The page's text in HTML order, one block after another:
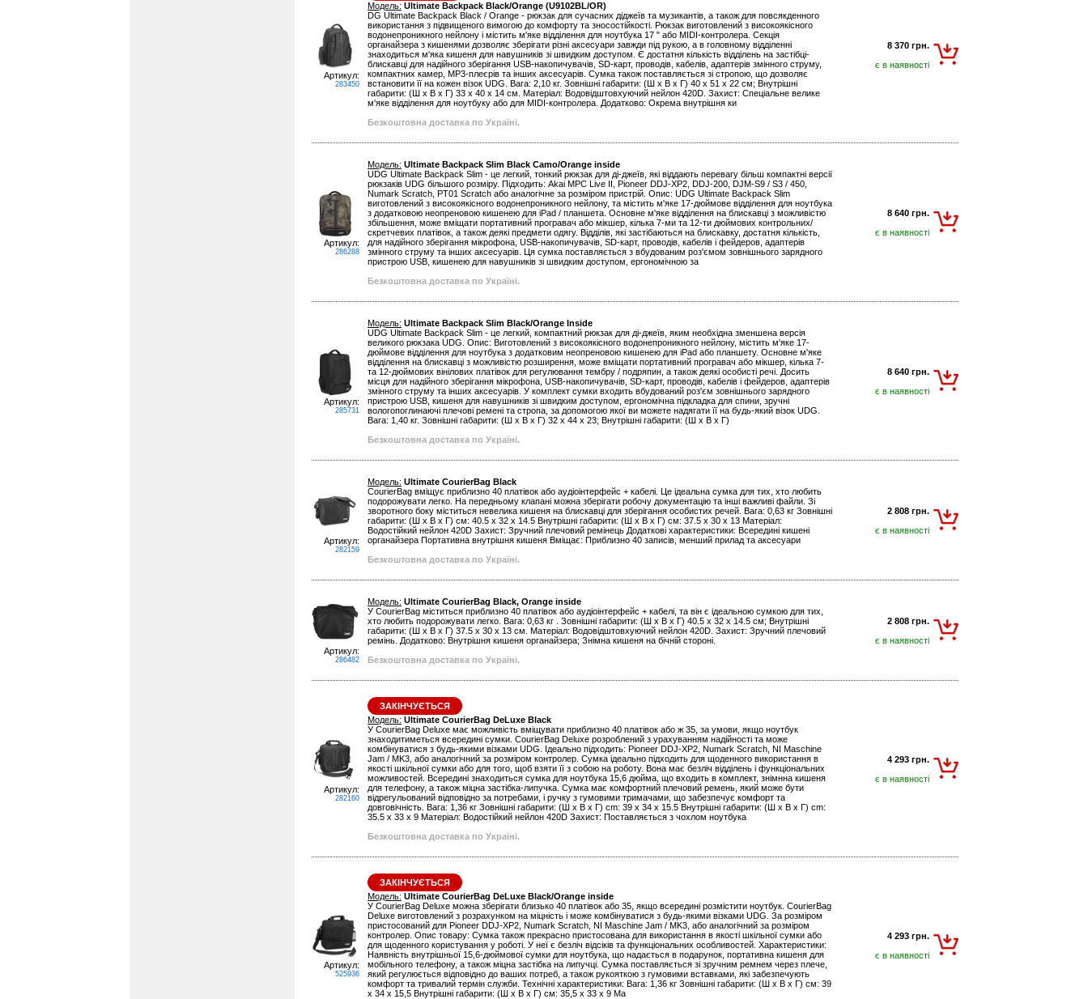
Артикул:
283450
Модель: Ultimate Backpack Black/Orange (U9102BL/OR)
DG Ultimate Backpack Black / Orange - рюкзак для сучасних діджеїв та музикантів, а також для повсякденного
використання з підвищеного вимогою до комфорту та зносостійкості. Рюкзак виготовлений з високоякісного
водонепроникного нейлону і містить м'яке відділення для ноутбука 17 " або MIDI-контролера. Секція
органайзера з кишенями дозволяє зберігати різні аксесуари завжди під рукою, а в головному відділенні
знаходиться м'яка кишеня для навушників зі швидким доступом. Є достатня кількість відділень на застібці-
блискавці для надійного зберігання USB-накопичувачів, SD-карт, проводів, кабелів, адаптерів змінного струму,
компактних камер, MP3-плеєрів та інших аксесуарів. Сумка також поставляється зі стропою, що дозволяє
встановити її на кожен візок UDG. Вага: 2,10 кг. Зовнішні габарити: (Ш х В х Г) 40 x 51 x 22 см; Внутрішні
габарити: (Ш х В х Г) 33 x 40 x 14 см. Матеріал: Водовідштовхуючий нейлон 420D. Захист: Спеціальне велике
м'яке відділення для ноутбуку або для MIDI-контролера. Додатково: Окрема внутрішня ки
Безкоштовна доставка по Україні.
8 370 грн.
є в наявності
Артикул:
286288
Модель: Ultimate Backpack Slim Black Camo/Orange inside
UDG Ultimate Backpack Slim - це легкий, тонкий рюкзак для ді-джеїв, які віддають перевагу більш компактні версії
рюкзаків UDG більшого розміру. Підходить: Akai MPC Live II, Pioneer DDJ-XP2, DDJ-200, DJM-S9 / S3 / 450,
Numark Scratch, PT01 Scratch або аналогічне за розміром пристрій. Опис: UDG Ultimate Backpack Slim
виготовлений з високоякісного водонепроникного нейлону, та містить м'яке 17-дюймове відділення для ноутбука
з додатковою неопреновою кишенею для iPad / планшета. Основне м'яке відділення на блискавці з можливістю
збільшення, може вміщати портативний програвач або мікшер, кілька 7-ми та 12-ти дюймових контрольних/
скретчевих платівок, а також деякі предмети одягу. Відділів, які застібаються на блискавку, достатня кількість,
для надійного зберігання мікрофона, USB-накопичувачів, SD-карт, проводів, кабелів і фейдеров, адаптерів
змінного струму та інших аксесуарів. Ця сумка поставляється з вбудованим роз'ємом зовнішнього зарядного
пристрою USB, кишенею для навушників зі швидким доступом, ергономічною за
Безкоштовна доставка по Україні.
8 640 грн.
є в наявності
Артикул:
285731
Модель: Ultimate Backpack Slim Black/Orange Inside
UDG Ultimate Backpack Slim - це легкий, компактний рюкзак для ді-джеїв, яким необхідна зменшена версія
великого рюкзака UDG. Опис: Виготовлений з високоякісного водонепроникного нейлону, містить м'яке 17-
дюймове відділення для ноутбука з додатковим неопреновою кишенею для iPad або планшету. Основне м'яке
відділення на блискавці з можливістю розширення, може вміщати портативний програвач або мікшер, кілька 7-
та 12-дюймових вінілових платівок для регулювання тембру / подряпин, а також деякі особисті речі. Досить
місця для надійного зберігання мікрофона, USB-накопичувачів, SD-карт, проводів, кабелів і фейдеров, адаптерів
змінного струму та інших аксесуарів. У комплект сумки входить вбудований роз'єм зовнішнього зарядного
пристрою USB, кишеня для навушників зі швидким доступом, ергономічна підкладка для спини, зручні
вологопоглинаючі плечові ремені та стропа, за допомогою якої ви можете надягати її на будь-який візок UDG.
Вага: 1,40 кг. Зовнішні габарити: (Ш х В х Г) 32 x 44 x 23; Внутрішні габарити: (Ш х В х Г)
Безкоштовна доставка по Україні.
8 640 грн.
є в наявності
Артикул:
282159
Модель: Ultimate CourierBag Black
CourierBag вміщує приблизно 40 платівок або аудіоінтерфейс + кабелі. Це ідеальна сумка для тих, хто любить
подорожувати легко. На передньому клапані можна зберігати робочу документацію та інші важливі файли. Зі
зворотного боку міститься невелика кишеня на блискавці для зберігання особистих речей. Вага: 0,63 кг Зовнішні
габарити: (Ш х В х Г) см: 40.5 x 32 x 14.5 Внутрішні габарити: (Ш х В х Г) см: 37.5 x 30 x 13 Матеріал:
Водостійкий нейлон 420D Захист: Зручний плечовий ремінець Додаткові характеристики: Всередині кишені
органайзера Портативна внутрішня кишеня Вміщає: Приблизно 40 записів, менший прилад та аксесуари
Безкоштовна доставка по Україні.
2 808 грн.
є в наявності
Артикул:
286482
Модель: Ultimate CourierBag Black, Orange inside
У CourierBag міститься приблизно 40 платівок або аудіоінтерфейс + кабелі, та він є ідеальною сумкою для тих,
хто любить подорожувати легко. Вага: 0,63 кг . Зовнішні габарити: (Ш х В х Г) 40.5 x 32 x 14.5 см; Внутрішні
габарити: (Ш х В х Г) 37.5 x 30 x 13 см. Матеріал: Водовідштовхуючий нейлон 420D. Захист: Зручний плечовий
ремінь. Додатково: Внутрішня кишеня органайзера; Знімна кишеня на бічній стороні.
Безкоштовна доставка по Україні.
2 808 грн.
є в наявності
Артикул:
282160
ЗАКІНЧУЄТЬСЯ
Модель: Ultimate CourierBag DeLuxe Black
У CourierBag Deluxe має можливість вміщувати приблизно 40 платівок або ж 35, за умови, якщо ноутбук
знаходитиметься всередині сумки. CourierBag Deluxe розроблений з урахуванням надійності та може
комбінуватися з будь-якими візками UDG. Ідеально підходить: Pioneer DDJ-XP2, Numark Scratch, NI Maschine
Jam / MK3, або аналогічний за розміром контролер. Сумка ідеально підходить для щоденного використання в
якості шкільної сумки або для того, щоб взяти її з собою на роботу. Вона має безліч відділень і функціональних
можливостей. Всередині знаходиться сумка для ноутбука 15,6 дюйма, що входить в комплект, знімнна кишеня
для телефону, а також міцна застібка-липучка. Сумка має комфортний плечовий ремень, який може бути
відрегульований відповідно за потребами, і ручку з гумовими тримачами, що забезпечує комфорт та
довговічність. Вага: 1,36 кг Зовнішні габарити: (Ш х В х Г) cm: 39 x 34 x 15.5 Внутрішні габарити: (Ш х В х Г) cm:
35.5 x 33 x 9 Матеріал: Водостійкий нейлон 420D Захист: Поставляється з чохлом ноутбука
Безкоштовна доставка по Україні.
4 293 грн.
є в наявності
Артикул:
525936
ЗАКІНЧУЄТЬСЯ
Модель: Ultimate CourierBag DeLuxe Black/Orange inside
У CourierBag Deluxe можна зберігати близько 40 платівок або 35, якщо всередині розмістити ноутбук. CourierBag
Deluxe виготовлений з розрахунком на міцність і може комбінуватися з будь-якими візками UDG. За розміром
пристосований для Pioneer DDJ-XP2, Numark Scratch, NI Maschine Jam / MK3, або аналогічний за розміром
контролер. Опис товару: Сумка також прекрасно пристосована для використання в якості шкільної сумки або
для щоденного користування у роботі. У неї є безліч відсіків та функціональних особливостей. Характеристики:
Наявність внутрішньої 15,6-дюймової сумки для ноутбука, що надається в подарунок, портативна кишеня для
мобільного телефону, а також міцна застібка на липучці. Сумка поставляється зі зручним ремнем через плече,
який регулюється відповідно до ваших потреб, а також рукояткою з гумовими вставками, які забезпечують
комфорт та тривалий термін служби. Технічні характеристики: Вага: 1,36 кг Зовнішні габарити: (Ш x В x Г) см: 39
x 34 x 15,5 Внутрішні габарити: (Ш x В x Г) см: 35,5 x 33 x 9 Ма
4 293 грн.
є в наявності